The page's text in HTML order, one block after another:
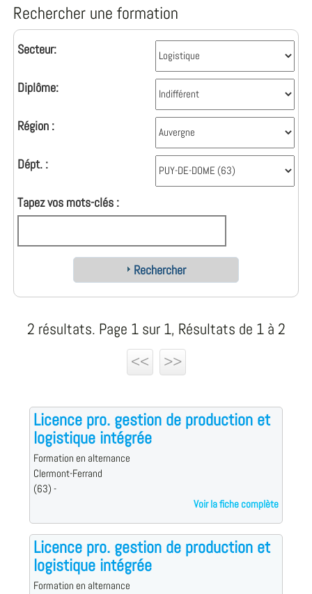
Rechercher une formation
Secteur:
Diplôme:
Région :
Dépt. :
Tapez vos mots-clés :
Rechercher
2 résultats. Page 1 sur 1, Résultats de 1 à 2
<<
>>
Licence pro. gestion de production et
logistique intégrée
Formation en alternance
Clermont-Ferrand
(63) -
Voir la fiche complète
Licence pro. gestion de production et
logistique intégrée
Formation en alternance